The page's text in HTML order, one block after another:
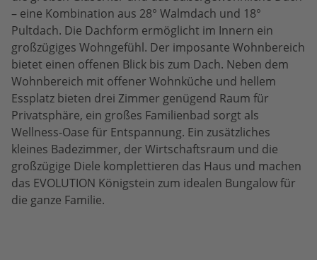
– eine Kombination aus 28° Walmdach und 18°
Pultdach. Die Dachform ermöglicht im Innern ein
großzügiges Wohngefühl. Der imposante Wohnbereich
bietet einen offenen Blick bis zum Dach. Neben dem
Wohnbereich mit offener Wohnküche und hellem
Essplatz bieten drei Zimmer genügend Raum für
Privatsphäre, ein großes Familienbad sorgt als
Wellness-Oase für Entspannung. Ein zusätzliches
kleines Badezimmer, der Wirtschaftsraum und die
großzügige Diele komplettieren das Haus und machen
das EVOLUTION Königstein zum idealen Bungalow für
die ganze Familie.